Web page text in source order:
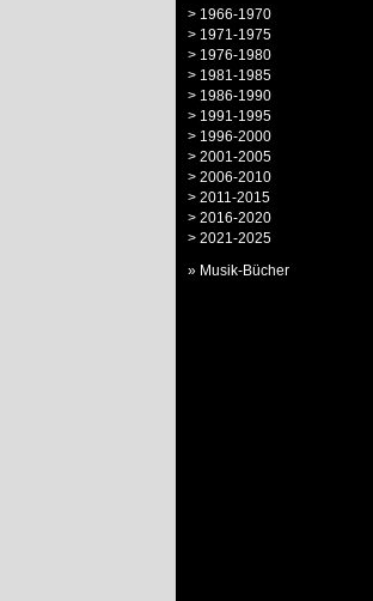
> 1966-1970
> 1971-1975
> 1976-1980
> 1981-1985
> 1986-1990
> 1991-1995
> 1996-2000
> 2001-2005
> 2006-2010
> 2011-2015
> 2016-2020
> 2021-2025
» Musik-Bücher